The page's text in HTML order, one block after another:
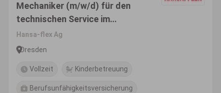
Mechaniker (m/w/d) für den
technischen Service im
Innendienst
Hansa-flex Ag
Dresden
Vollzeit Kinderbetreuung
Berufsunfähigkeitsversicherung